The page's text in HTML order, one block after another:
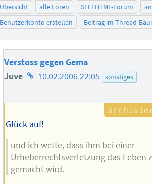
Übersicht alle Foren SELFHTML-Forum
Benutzerkonto erstellen
Beitrag im Thread-
Verstoss gegen Gema
Juve Homepage
Autors
10.02.2006 22:05 sonstiges
Glück auf!
und ich wette, dass ihm bei einer
Urheberrechtsverletzung das Leben
gemacht wird.